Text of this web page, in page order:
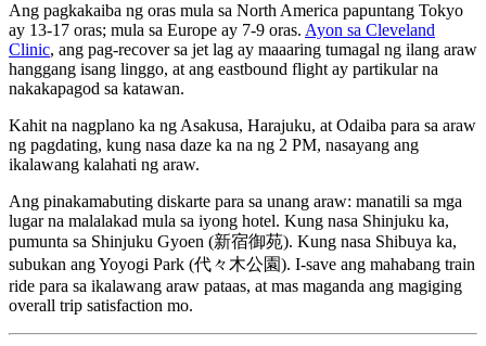
Ang pagkakaiba ng oras mula sa North America papuntang Tokyo
ay 13-17 oras; mula sa Europe ay 7-9 oras. Ayon sa Cleveland
Clinic, ang pag-recover sa jet lag ay maaaring tumagal ng ilang araw
hanggang isang linggo, at ang eastbound flight ay partikular na
nakakapagod sa katawan.
Kahit na nagplano ka ng Asakusa, Harajuku, at Odaiba para sa araw
ng pagdating, kung nasa daze ka na ng 2 PM, nasayang ang
ikalawang kalahati ng araw.
Ang pinakamabuting diskarte para sa unang araw: manatili sa mga
lugar na malalakad mula sa iyong hotel. Kung nasa Shinjuku ka,
pumunta sa Shinjuku Gyoen (新宿御苑). Kung nasa Shibuya ka,
subukan ang Yoyogi Park (代々木公園). I-save ang mahabang train
ride para sa ikalawang araw pataas, at mas maganda ang magiging
overall trip satisfaction mo.